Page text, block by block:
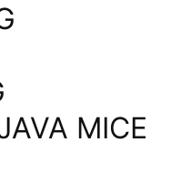
MICE